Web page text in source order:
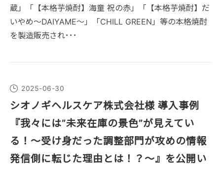
蔵」「【本格芋焼酎】海童 祝の赤」「【本格芋焼酎】だ
いやめ～DAIYAME～」「CHILL GREEN」等の本格焼酎
を製造販売され･･･
2025-06-30
シオノギヘルスケア株式会社様 導入事例
『我々には”未来在庫の景色”が見えてい
る！～受け身だった調整部門が攻めの情報
発信側に転じた理由とは！？～』を公開い